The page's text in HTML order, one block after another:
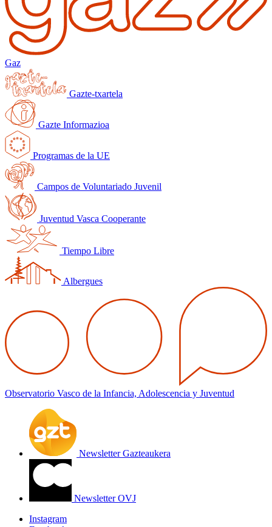
Gaz
Gazte-txartela
Gazte Informazioa
Programas de la UE
Campos de Voluntariado Juvenil
Juventud Vasca Cooperante
Tiempo Libre
Albergues
Observatorio Vasco de la Infancia, Adolescencia y Juventud
Newsletter Gazteaukera
Newsletter OVJ
Instagram